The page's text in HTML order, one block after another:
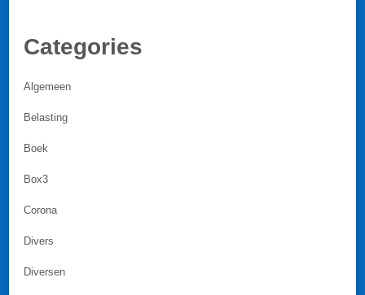
Categories
Algemeen
Belasting
Boek
Box3
Corona
Divers
Diversen